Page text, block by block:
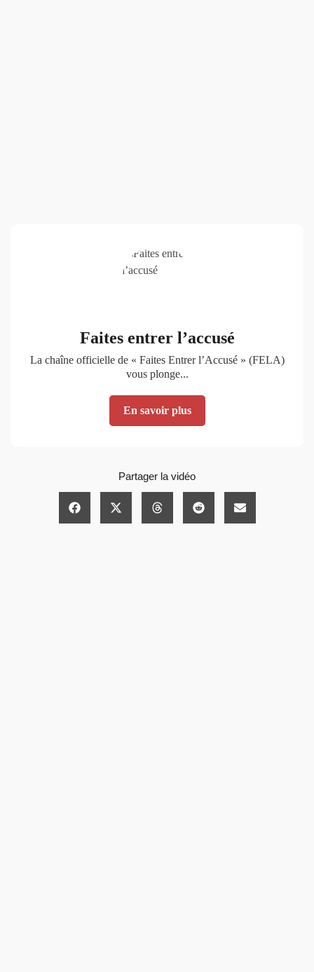
Faites entrer l’accusé
La chaîne officielle de « Faites Entrer l’Accusé » (FELA)
vous plonge...
En savoir plus
Partager la vidéo